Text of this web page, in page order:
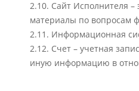
2.10. Сайт Исполнителя
материалы по вопросам
2.11. Информационная
2.12. Счет – учетная
иную информацию в